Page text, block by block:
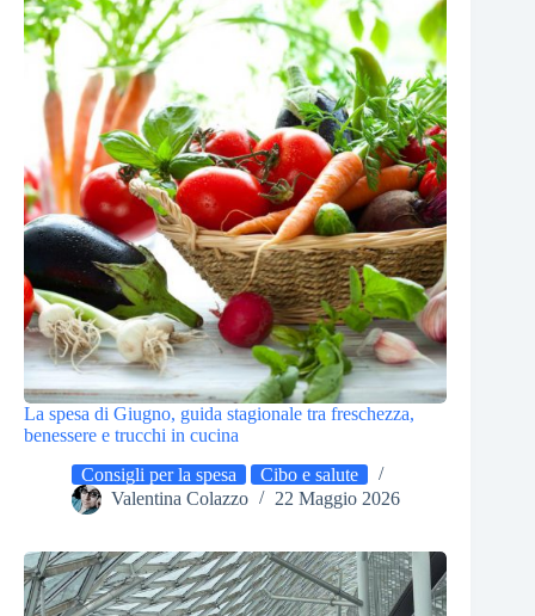
La spesa di Giugno, guida stagionale tra freschezza,
benessere e trucchi in cucina
Consigli per la spesa
Cibo e salute
Valentina Colazzo
22 Maggio 2026